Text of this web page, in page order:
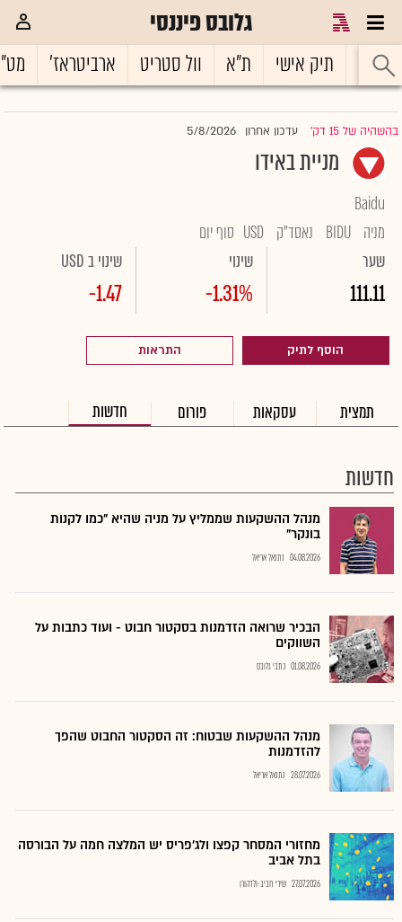
גלובס פיננסי
ראשי תיק אישי ת"א וול סטריט ארביטראז'
בהשהיה של 15 דק' |עדכון אחרון 5/8/2026
מניית באידו
Baidu
מניה BIDU נאסד"ק USD סוף יום
שער
111.11
שינוי
-1.31%
שינוי ב USD
-1.47
הוסף לתיק התראות
תמצית עסקאות פורום חדשות
חדשות
מנהל ההשקעות שממליץ על מניה שהיא "כמו לקנות
בונקר"
04.08.2026 נתנאל אריאל
הבכיר שרואה הזדמנות בסקטור חבוט - ועוד כתבות על
השווקים
01.08.2026 כתבי גלובס
מנהל ההשקעות שבטוח: זה הסקטור החבוט שהפך
להזדמנות
28.07.2026 נתנאל אריאל
מחזורי המסחר קפצו ולג'פריס יש המלצה חמה על הבורסה
בתל אביב
27.07.2026 שירי חביב-ולדהורן